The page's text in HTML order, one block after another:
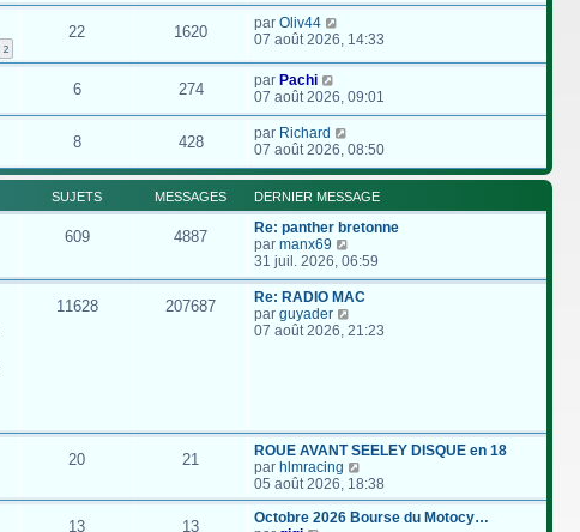
2
22 1620 par Oliv44
07 août 2026, 14:33
6 274 par Pachi
07 août 2026, 09:01
8 428 par Richard
07 août 2026, 08:50
SUJETS MESSAGES DERNIER MESSAGE
609 4887
Re: panther bretonne
par manx69
o
n
s
l
e
r
n
e
31 juil. 2026, 06:59
11628 207687
Re: RADIO MAC
par guyader
o
e
r
l
e
d
e
07 août 2026, 21:23
20 21
ROUE AVANT SEELEY DISQUE en 18
par hlmracing
o
n
s
05 août 2026, 18:38
13 13
Octobre 2026 Bourse du Motocy…